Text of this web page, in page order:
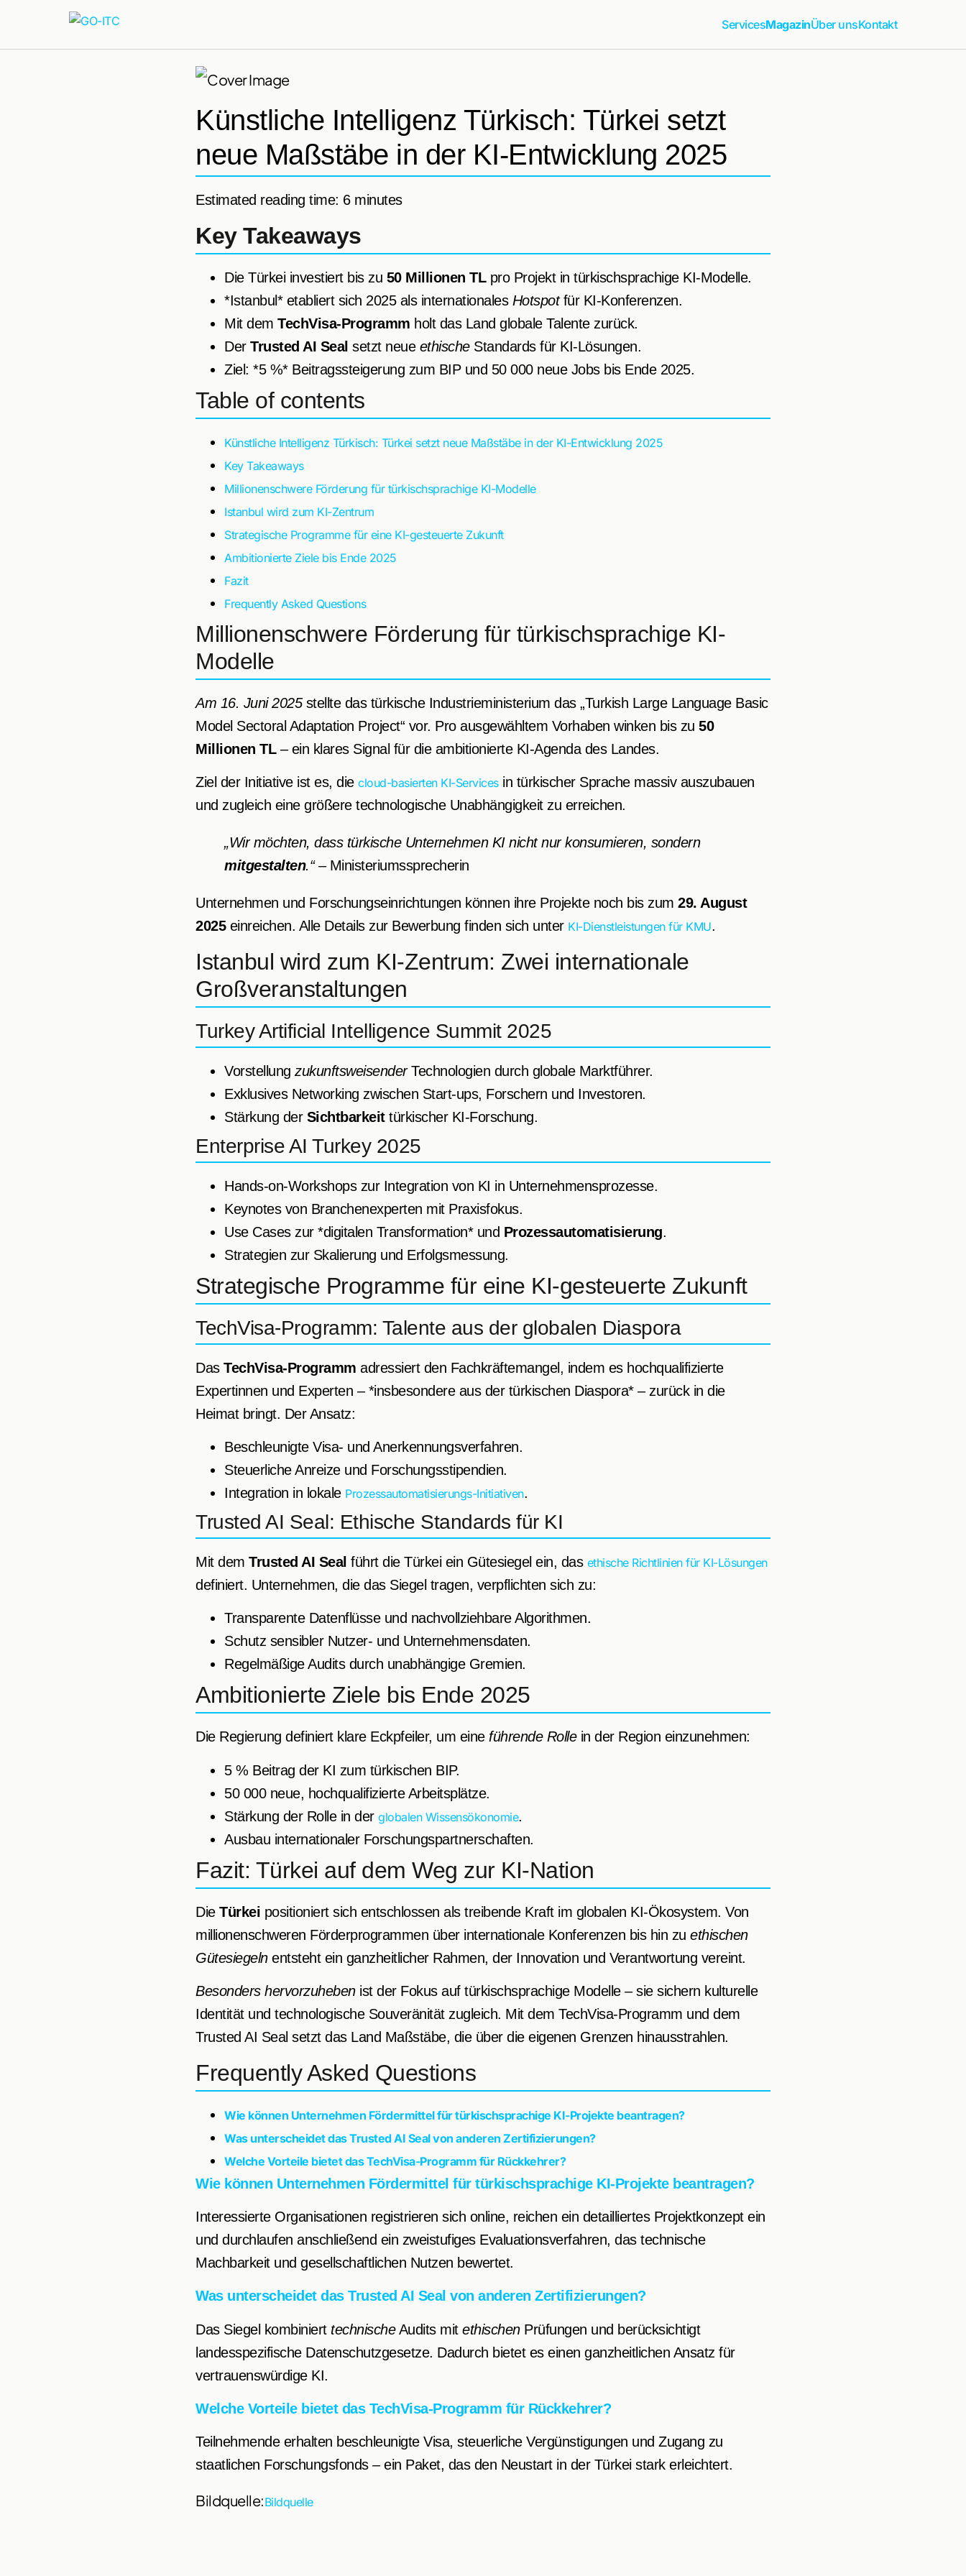
ServicesMagazinÜber unsKontakt
Künstliche Intelligenz Türkisch: Türkei setzt
neue Maßstäbe in der KI-Entwicklung 2025
Estimated reading time: 6 minutes
Key Takeaways
Die Türkei investiert bis zu 50 Millionen TLpro Projekt in türkischsprachige KI-Modelle.
*Istanbul* etabliert sich 2025 als internationales Hotspotfür KI-Konferenzen.
Mit dem TechVisa-Programm holt das Land globale Talente zurück.
Der Trusted AI Seal setzt neue ethischeStandards für KI-Lösungen.
Ziel: *5 %* Beitragssteigerung zum BIP und 50 000 neue Jobs bis Ende 2025.
Table of contents
Künstliche Intelligenz Türkisch: Türkei setzt neue Maßstäbe in der KI-Entwicklung 2025
Key Takeaways
Millionenschwere Förderung für türkischsprachige KI-Modelle
Istanbul wird zum KI-Zentrum
Strategische Programme für eine KI-gesteuerte Zukunft
Ambitionierte Ziele bis Ende 2025
Fazit
Frequently Asked Questions
Millionenschwere Förderung für türkischsprachige KI-
Modelle
Am 16. Juni 2025stellte das türkische Industrieministerium das „Turkish Large Language Basic
Model Sectoral Adaptation Project“ vor. Pro ausgewähltem Vorhaben winken bis zu 50
Millionen TL– ein klares Signal für die ambitionierte KI-Agenda des Landes.
Ziel der Initiative ist es, die cloud-basierten KI-Servicesin türkischer Sprache massiv auszubauen
und zugleich eine größere technologische Unabhängigkeit zu erreichen.
„Wir möchten, dass türkische Unternehmen KI nicht nur konsumieren, sondern
mitgestalten.“– Ministeriumssprecherin
Unternehmen und Forschungseinrichtungen können ihre Projekte noch bis zum 29. August
2025einreichen. Alle Details zur Bewerbung finden sich unter KI-Dienstleistungen für KMU.
Istanbul wird zum KI-Zentrum: Zwei internationale
Großveranstaltungen
Turkey Artificial Intelligence Summit 2025
Vorstellung zukunftsweisenderTechnologien durch globale Marktführer.
Exklusives Networking zwischen Start-ups, Forschern und Investoren.
Stärkung der Sichtbarkeittürkischer KI-Forschung.
Enterprise AI Turkey 2025
Hands-on-Workshops zur Integration von KI in Unternehmensprozesse.
Keynotes von Branchenexperten mit Praxisfokus.
Use Cases zur *digitalen Transformation* und Prozessautomatisierung.
Strategien zur Skalierung und Erfolgsmessung.
Strategische Programme für eine KI-gesteuerte Zukunft
TechVisa-Programm: Talente aus der globalen Diaspora
Das TechVisa-Programm adressiert den Fachkräftemangel, indem es hochqualifizierte
Expertinnen und Experten – *insbesondere aus der türkischen Diaspora* – zurück in die
Heimat bringt. Der Ansatz:
Beschleunigte Visa- und Anerkennungsverfahren.
Steuerliche Anreize und Forschungsstipendien.
Integration in lokale Prozessautomatisierungs-Initiativen.
Trusted AI Seal: Ethische Standards für KI
Mit dem Trusted AI Seal führt die Türkei ein Gütesiegel ein, das ethische Richtlinien für KI-Lösungen
definiert. Unternehmen, die das Siegel tragen, verpflichten sich zu:
Transparente Datenflüsse und nachvollziehbare Algorithmen.
Schutz sensibler Nutzer- und Unternehmensdaten.
Regelmäßige Audits durch unabhängige Gremien.
Ambitionierte Ziele bis Ende 2025
Die Regierung definiert klare Eckpfeiler, um eine führende Rollein der Region einzunehmen:
5 % Beitrag der KI zum türkischen BIP.
50 000 neue, hochqualifizierte Arbeitsplätze.
Stärkung der Rolle in der globalen Wissensökonomie.
Ausbau internationaler Forschungspartnerschaften.
Fazit: Türkei auf dem Weg zur KI-Nation
Die Türkei positioniert sich entschlossen als treibende Kraft im globalen KI-Ökosystem. Von
millionenschweren Förderprogrammen über internationale Konferenzen bis hin zu ethischen
Gütesiegelnentsteht ein ganzheitlicher Rahmen, der Innovation und Verantwortung vereint.
Besonders hervorzuhebenist der Fokus auf türkischsprachige Modelle – sie sichern kulturelle
Identität und technologische Souveränität zugleich. Mit dem TechVisa-Programm und dem
Trusted AI Seal setzt das Land Maßstäbe, die über die eigenen Grenzen hinausstrahlen.
Frequently Asked Questions
Wie können Unternehmen Fördermittel für türkischsprachige KI-Projekte beantragen?
Was unterscheidet das Trusted AI Seal von anderen Zertifizierungen?
Welche Vorteile bietet das TechVisa-Programm für Rückkehrer?
Wie können Unternehmen Fördermittel für türkischsprachige KI-Projekte beantragen?
Interessierte Organisationen registrieren sich online, reichen ein detailliertes Projektkonzept ein
und durchlaufen anschließend ein zweistufiges Evaluationsverfahren, das technische
Machbarkeit und gesellschaftlichen Nutzen bewertet.
Was unterscheidet das Trusted AI Seal von anderen Zertifizierungen?
Das Siegel kombiniert technischeAudits mit ethischenPrüfungen und berücksichtigt
landesspezifische Datenschutzgesetze. Dadurch bietet es einen ganzheitlichen Ansatz für
vertrauenswürdige KI.
Welche Vorteile bietet das TechVisa-Programm für Rückkehrer?
Teilnehmende erhalten beschleunigte Visa, steuerliche Vergünstigungen und Zugang zu
staatlichen Forschungsfonds – ein Paket, das den Neustart in der Türkei stark erleichtert.
Bildquelle:Bildquelle